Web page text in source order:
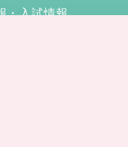
・入試情報